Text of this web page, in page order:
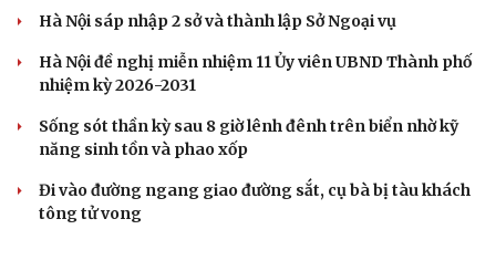
Hà Nội sáp nhập 2 sở và thành lập Sở Ngoại vụ
Hà Nội đề nghị miễn nhiệm 11 Ủy viên UBND Thành phố
nhiệm kỳ 2026-2031
Sống sót thần kỳ sau 8 giờ lênh đênh trên biển nhờ kỹ
năng sinh tồn và phao xốp
Đi vào đường ngang giao đường sắt, cụ bà bị tàu khách
tông tử vong